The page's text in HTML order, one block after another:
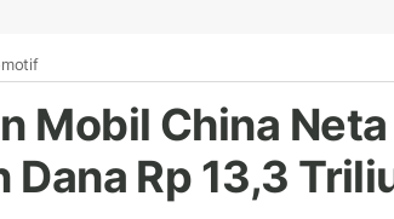
Mobil China
Dana Rp 13,3